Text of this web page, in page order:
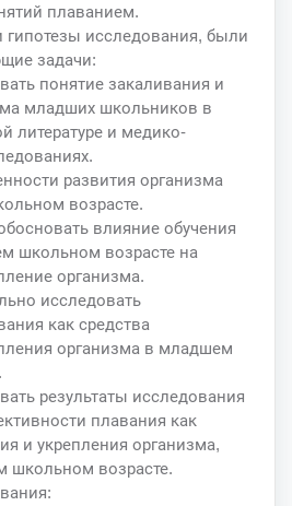
плаванием.
гипотезы исследования, были
задачи:
понятие закаливания и
младших школьников в
литературе и медико-
развития организма
возрасте.
влияние обучения
школьном возрасте на
организма.
исследовать
как средства
организма в младшем
результаты исследования
плавания как
и укрепления организма,
школьном возрасте.